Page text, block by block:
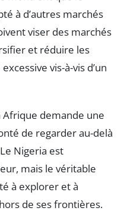
à d’autres marchés
viser des marchés
et réduire les
vis-à-vis d’un
Afrique demande une
de regarder au-delà
Nigeria est
mais le véritable
à explorer et à
de ses frontières.